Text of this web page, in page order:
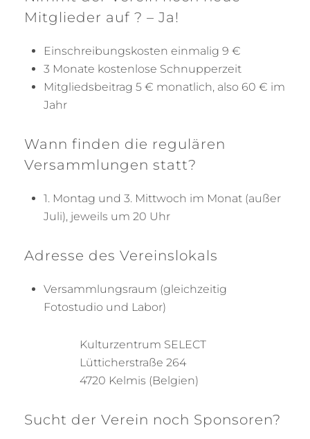
Mitglieder auf ? – Ja!
Einschreibungskosten einmalig 9 €
3 Monate kostenlose Schnupperzeit
Mitgliedsbeitrag 5 € monatlich, also 60 € im
Jahr
Wann finden die regulären
Versammlungen statt?
1. Montag und 3. Mittwoch im Monat (außer
Juli), jeweils um 20 Uhr
Adresse des Vereinslokals
Versammlungsraum (gleichzeitig
Fotostudio und Labor)
Kulturzentrum SELECT
Lütticherstraße 264
4720 Kelmis (Belgien)
Sucht der Verein noch Sponsoren?